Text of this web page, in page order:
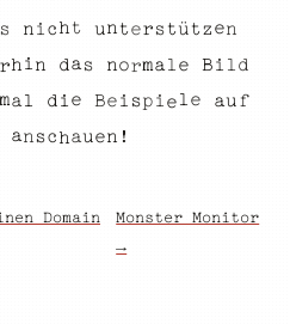
n i c h t un ter s tü tz en
rh i n das normal e B i l d
mal d i e Be i sp i e l e au f
ansc hauen !
Domain Monster Monitor
→